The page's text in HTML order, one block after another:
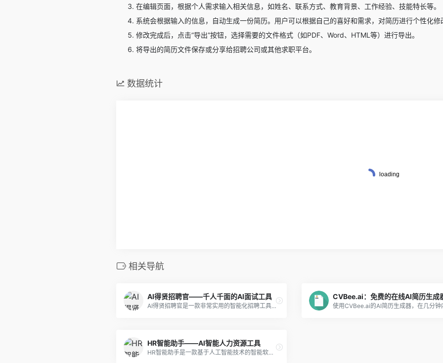
在编辑页面，根据个人需求输入相关信息，如姓名、联系方式、教育背景、工作经验、技能特长等。
系统会根据输入的信息，自动生成一份简历。用户可以根据自己的喜好和需求，对简历进行个性化
修改完成后，点击“导出”按钮，选择需要的文件格式（如PDF、Word、HTML等）进行导出。
将导出的简历文件保存或分享给招聘公司或其他求职平台。
数据统计
相关导航
AI得贤招聘官——千人千面的AI面试工具
AI得贤招聘官是一款非常实用的智能化招聘工具，它能够帮助企业更高效、准确地找到合适的人才，提高招聘效率和质量。
CVBee.ai：免费的在线AI简历生成
HR智能助手——AI智能人力资源工具
HR智能助手是一款基于人工智能技术的智能软件，旨在帮助人力资源专业人员更高效地管理和优化人力资源管理工作。